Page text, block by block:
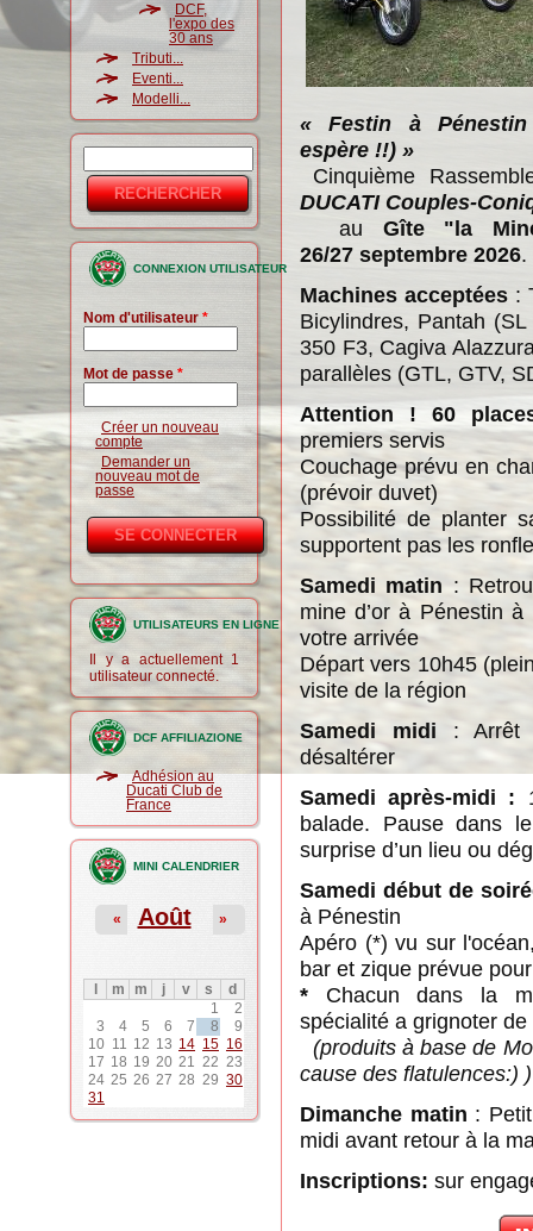
DCF,
l'expo des
30 ans
Tributi...
Eventi...
Modelli...
Formulaire
de
recherche
CONNEXION UTILISATEUR
Nom d'utilisateur *
Mot de passe *
Créer un nouveau
compte
Demander un
nouveau mot de
passe
UTILISATEURS EN LIGNE
Il y a actuellement 1
utilisateur connecté.
DCF AFFILIAZIONE
Adhésion au
Ducati Club de
France
MINI CALENDRIER
Août
« »
m m j v s
d
1
2
3
4 5 6 7 8
9
10 11 12 13 14 15 16
17 18 19 20 21 22 23
24 25 26 27 28 29 30
31
« Festin à
espère !!) »
Cinquième
DUCATI Couples-
au Gîte "la
26/27 septembre 2026.
Machines acceptées:
Bicylindres, Pantah
350 F3, Cagiva
parallèles (GTL, GTV,
Attention ! 60
premiers servis
Couchage prévu en
(prévoir duvet)
Possibilité de planter
supportent pas les
Samedi matin :
mine d’or à Pénestin
votre arrivée
Départ vers 10h45
visite de la région
Samedi midi : Arrêt
désaltérer
Samedi après-midi :
balade. Pause dans
surprise d’un lieu ou
Samedi début de
à Pénestin
Apéro (*) vu sur
bar et zique prévue
* Chacun dans la
spécialité a grignoter de
(produits à base de
cause des
Dimanche matin :
midi avant retour à la
Inscriptions: sur